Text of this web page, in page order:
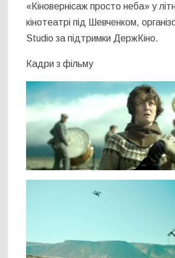
«Кіновернісаж просто неба» у
кінотеатрі під Шевченком,
Studio за підтримки ДержКіно.
Кадри з фільму